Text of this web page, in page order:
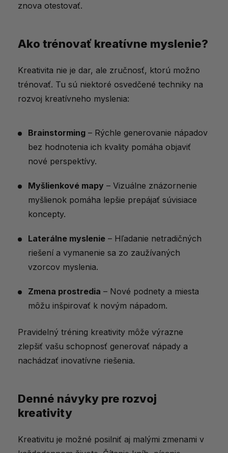
znova otestovať.
Ako trénovať kreatívne myslenie?
Kreativita nie je dar, ale zručnosť, ktorú možno
trénovať. Tu sú niektoré osvedčené techniky na
rozvoj kreatívneho myslenia:
Brainstorming – Rýchle generovanie nápadov
bez hodnotenia ich kvality pomáha objaviť
nové perspektívy.
Myšlienkové mapy – Vizuálne znázornenie
myšlienok pomáha lepšie prepájať súvisiace
koncepty.
Laterálne myslenie – Hľadanie netradičných
riešení a vymanenie sa zo zaužívaných
vzorcov myslenia.
Zmena prostredia – Nové podnety a miesta
môžu inšpirovať k novým nápadom.
Pravidelný tréning kreativity môže výrazne
zlepšiť vašu schopnosť generovať nápady a
nachádzať inovatívne riešenia.
Denné návyky pre rozvoj
kreativity
Kreativitu je možné posilniť aj malými zmenami v